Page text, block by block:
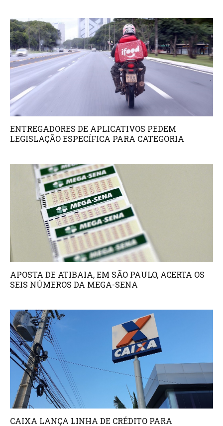
ENTREGADORES DE APLICATIVOS PEDEM
LEGISLAÇÃO ESPECÍFICA PARA CATEGORIA
APOSTA DE ATIBAIA, EM SÃO PAULO, ACERTA OS
SEIS NÚMEROS DA MEGA-SENA
CAIXA LANÇA LINHA DE CRÉDITO PARA